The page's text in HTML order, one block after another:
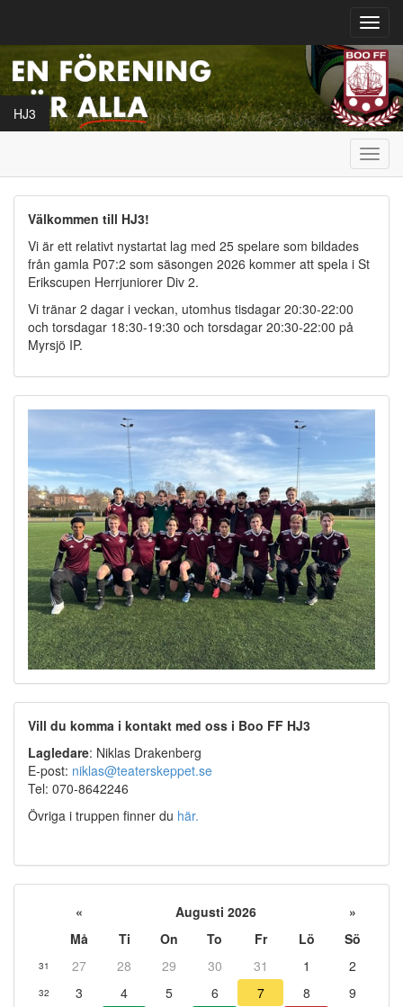
HJ3
Välkommen till HJ3!
Vi är ett relativt nystartat lag med 25 spelare som bildades
från gamla P07:2 som säsongen 2026 kommer att spela i St
Erikscupen Herrjuniorer Div 2.
Vi tränar 2 dagar i veckan, utomhus tisdagar 20:30-22:00
och torsdagar 18:30-19:30 och torsdagar 20:30-22:00 på
Myrsjö IP.
Vill du komma i kontakt med oss i Boo FF HJ3
Lagledare: Niklas Drakenberg
E-post: niklas@teaterskeppet.se
Tel: 070-8642246
Övriga i truppen finner du här.
« Augusti 2026
»
Må
Ti On To Fr Lö Sö
31 27 28 29 30 31 1 2
32 3 4 5 6 7 8 9